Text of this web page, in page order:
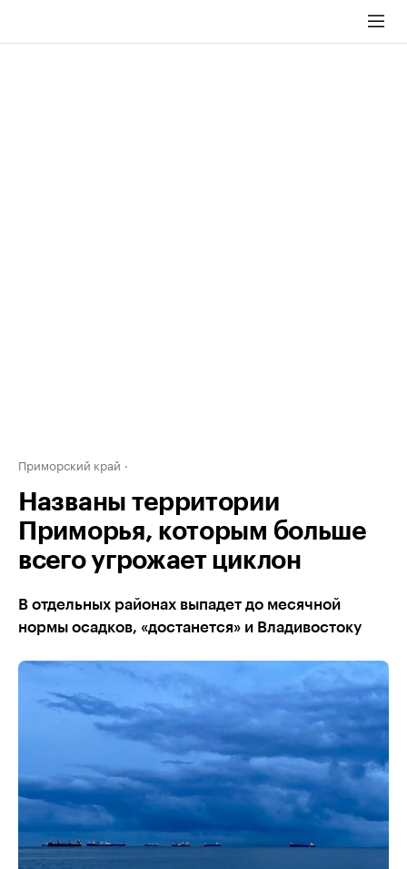
Приморский край
Названы территории
Приморья, которым больше
всего угрожает циклон
В отдельных районах выпадет до месячной
нормы осадков, «достанется» и Владивостоку